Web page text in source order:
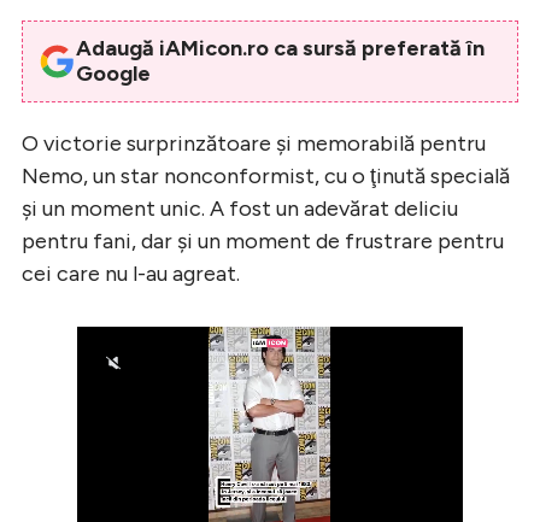
Intră în cont
Creează cont
Adaugă iAMicon.ro ca sursă preferată în
Google
O victorie surprinzătoare şi memorabilă pentru
Nemo, un star nonconformist, cu o ţinută specială
şi un moment unic. A fost un adevărat deliciu
pentru fani, dar şi un moment de frustrare pentru
cei care nu l-au agreat.